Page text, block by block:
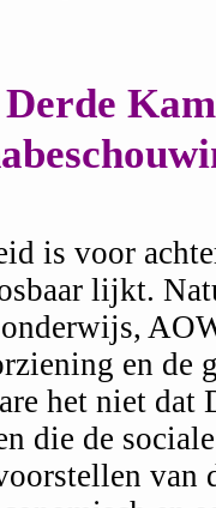
Derde
is voor
lijkt.
en de
het niet dat
die de
van